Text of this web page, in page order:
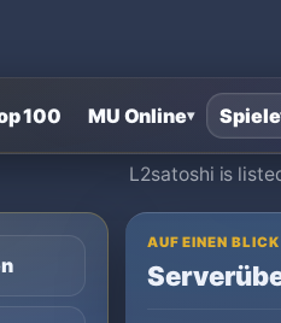
100 MU Online▾ Spiele
L2satoshi is
AUF EINEN BLICK